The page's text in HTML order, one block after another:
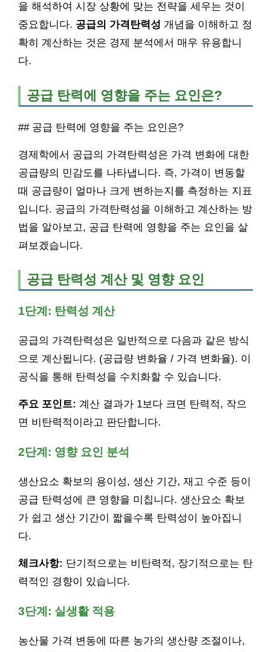
을 해석하여 시장 상황에 맞는 전략을 세우는 것이
중요합니다. 공급의 가격탄력성 개념을 이해하고 정
확히 계산하는 것은 경제 분석에서 매우 유용합니
다.
공급 탄력에 영향을 주는 요인은?
## 공급 탄력에 영향을 주는 요인은?
경제학에서 공급의 가격탄력성은 가격 변화에 대한
공급량의 민감도를 나타냅니다. 즉, 가격이 변동할
때 공급량이 얼마나 크게 변하는지를 측정하는 지표
입니다. 공급의 가격탄력성을 이해하고 계산하는 방
법을 알아보고, 공급 탄력에 영향을 주는 요인을 살
펴보겠습니다.
공급 탄력성 계산 및 영향 요인
1단계: 탄력성 계산
공급의 가격탄력성은 일반적으로 다음과 같은 방식
으로 계산됩니다. (공급량 변화율 / 가격 변화율). 이
공식을 통해 탄력성을 수치화할 수 있습니다.
주요 포인트: 계산 결과가 1보다 크면 탄력적, 작으
면 비탄력적이라고 판단합니다.
2단계: 영향 요인 분석
생산요소 확보의 용이성, 생산 기간, 재고 수준 등이
공급 탄력성에 큰 영향을 미칩니다. 생산요소 확보
가 쉽고 생산 기간이 짧을수록 탄력성이 높아집니
다.
체크사항: 단기적으로는 비탄력적, 장기적으로는 탄
력적인 경향이 있습니다.
3단계: 실생활 적용
농산물 가격 변동에 따른 농가의 생산량 조절이나,